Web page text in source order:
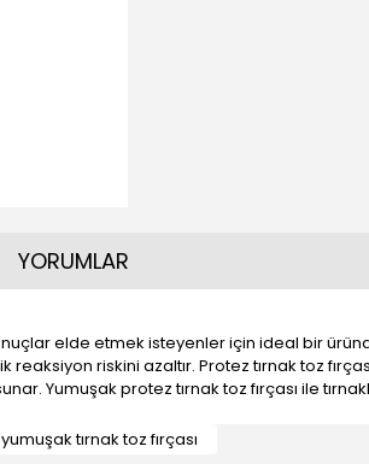
elde etmek isteyenler için ideal bir
riskini azaltır. Protez tırnak toz
Yumuşak protez tırnak toz fırçası ile
YORUMLAR
yumuşak tırnak toz fırçası